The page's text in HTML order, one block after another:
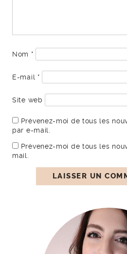
Nom *
E-mail *
Site web
Prévenez-moi de tous les
par e-mail.
Prévenez-moi de tous les
mail.